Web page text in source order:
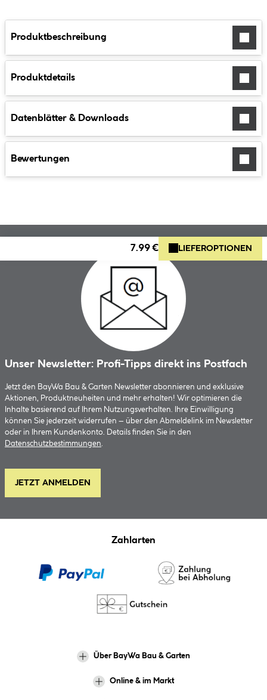
Produktbeschreibung
Produktdetails
Datenblätter & Downloads
Bewertungen
7.99 € LIEFEROPTIONEN
Unser Newsletter: Profi-Tipps direkt ins Postfach
Jetzt den BayWa Bau & Garten Newsletter abonnieren und exklusive
Aktionen, Produktneuheiten und mehr erhalten! Wir optimieren die
Inhalte basierend auf Ihrem Nutzungsverhalten. Ihre Einwilligung
können Sie jederzeit widerrufen – über den Abmeldelink im Newsletter
oder in Ihrem Kundenkonto. Details finden Sie in den
Datenschutzbestimmungen.
JETZT ANMELDEN
Zahlarten
Über BayWa Bau & Garten
Online & im Markt